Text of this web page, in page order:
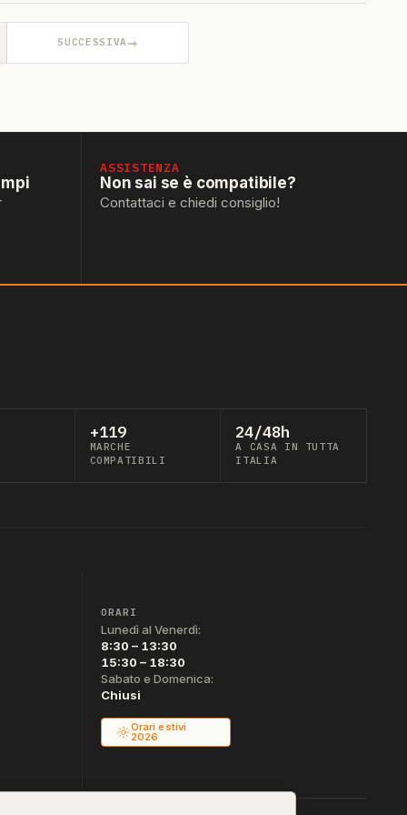
SUCCESSIVA→
ASSISTENZA
Non sai se è compatibile?
Contattaci e chiedi consiglio!
+119
MARCHE
COMPATIBILI
24/48h
A CASA IN TUTTA
ITALIA
ORARI
Lunedì al Venerdì:
8:30 – 13:30
15:30 – 18:30
Sabato e Domenica:
Chiusi
Orari estivi
2026